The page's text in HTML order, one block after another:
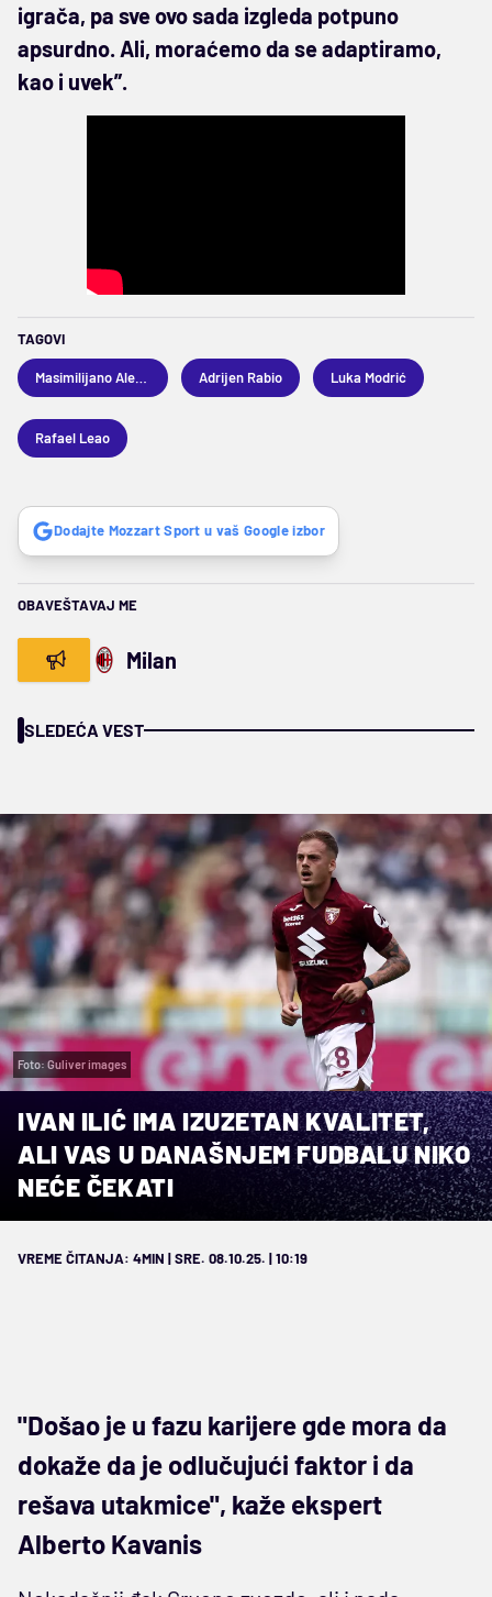
igrača, pa sve ovo sada izgleda potpuno
apsurdno. Ali, moraćemo da se adaptiramo,
kao i uvek”.
TAGOVI
Adrijen Rabio Luka Modrić
Rafael Leao
Dodajte Mozzart Sport u vaš Google izbor
OBAVEŠTAVAJ ME
Milan
SLEDEĆA VEST
Foto: Guliver images
IVAN ILIĆ IMA IZUZETAN KVALITET,
ALI VAS U DANAŠNJEM FUDBALU NIKO
NEĆE ČEKATI
VREME ČITANJA: 4MIN | SRE. 08.10.25. | 10:19
"Došao je u fazu karijere gde mora da
dokaže da je odlučujući faktor i da
rešava utakmice", kaže ekspert
Alberto Kavanis